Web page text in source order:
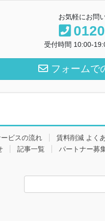
お気軽にお問
受付時間 10:00-
フォームで
ビスの流れ 賃料削減 よく
記事一覧 パートナー募
索: